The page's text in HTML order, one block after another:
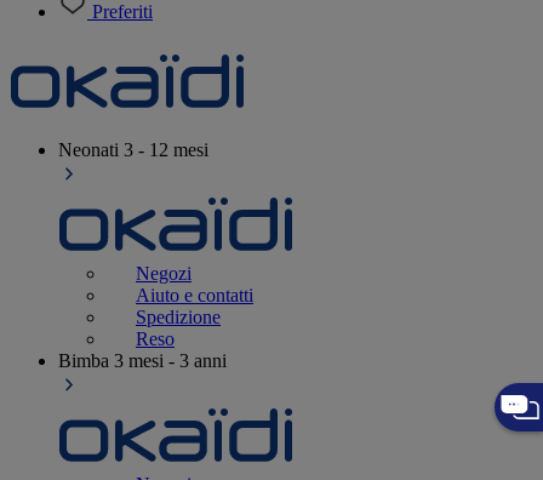
Preferiti
Neonati 3 - 12 mesi
Negozi
Aiuto e contatti
Spedizione
Reso
Bimba 3 mesi - 3 anni